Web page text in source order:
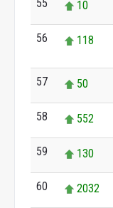
55 10
56 118
57 50
58 552
59 130
60 2032